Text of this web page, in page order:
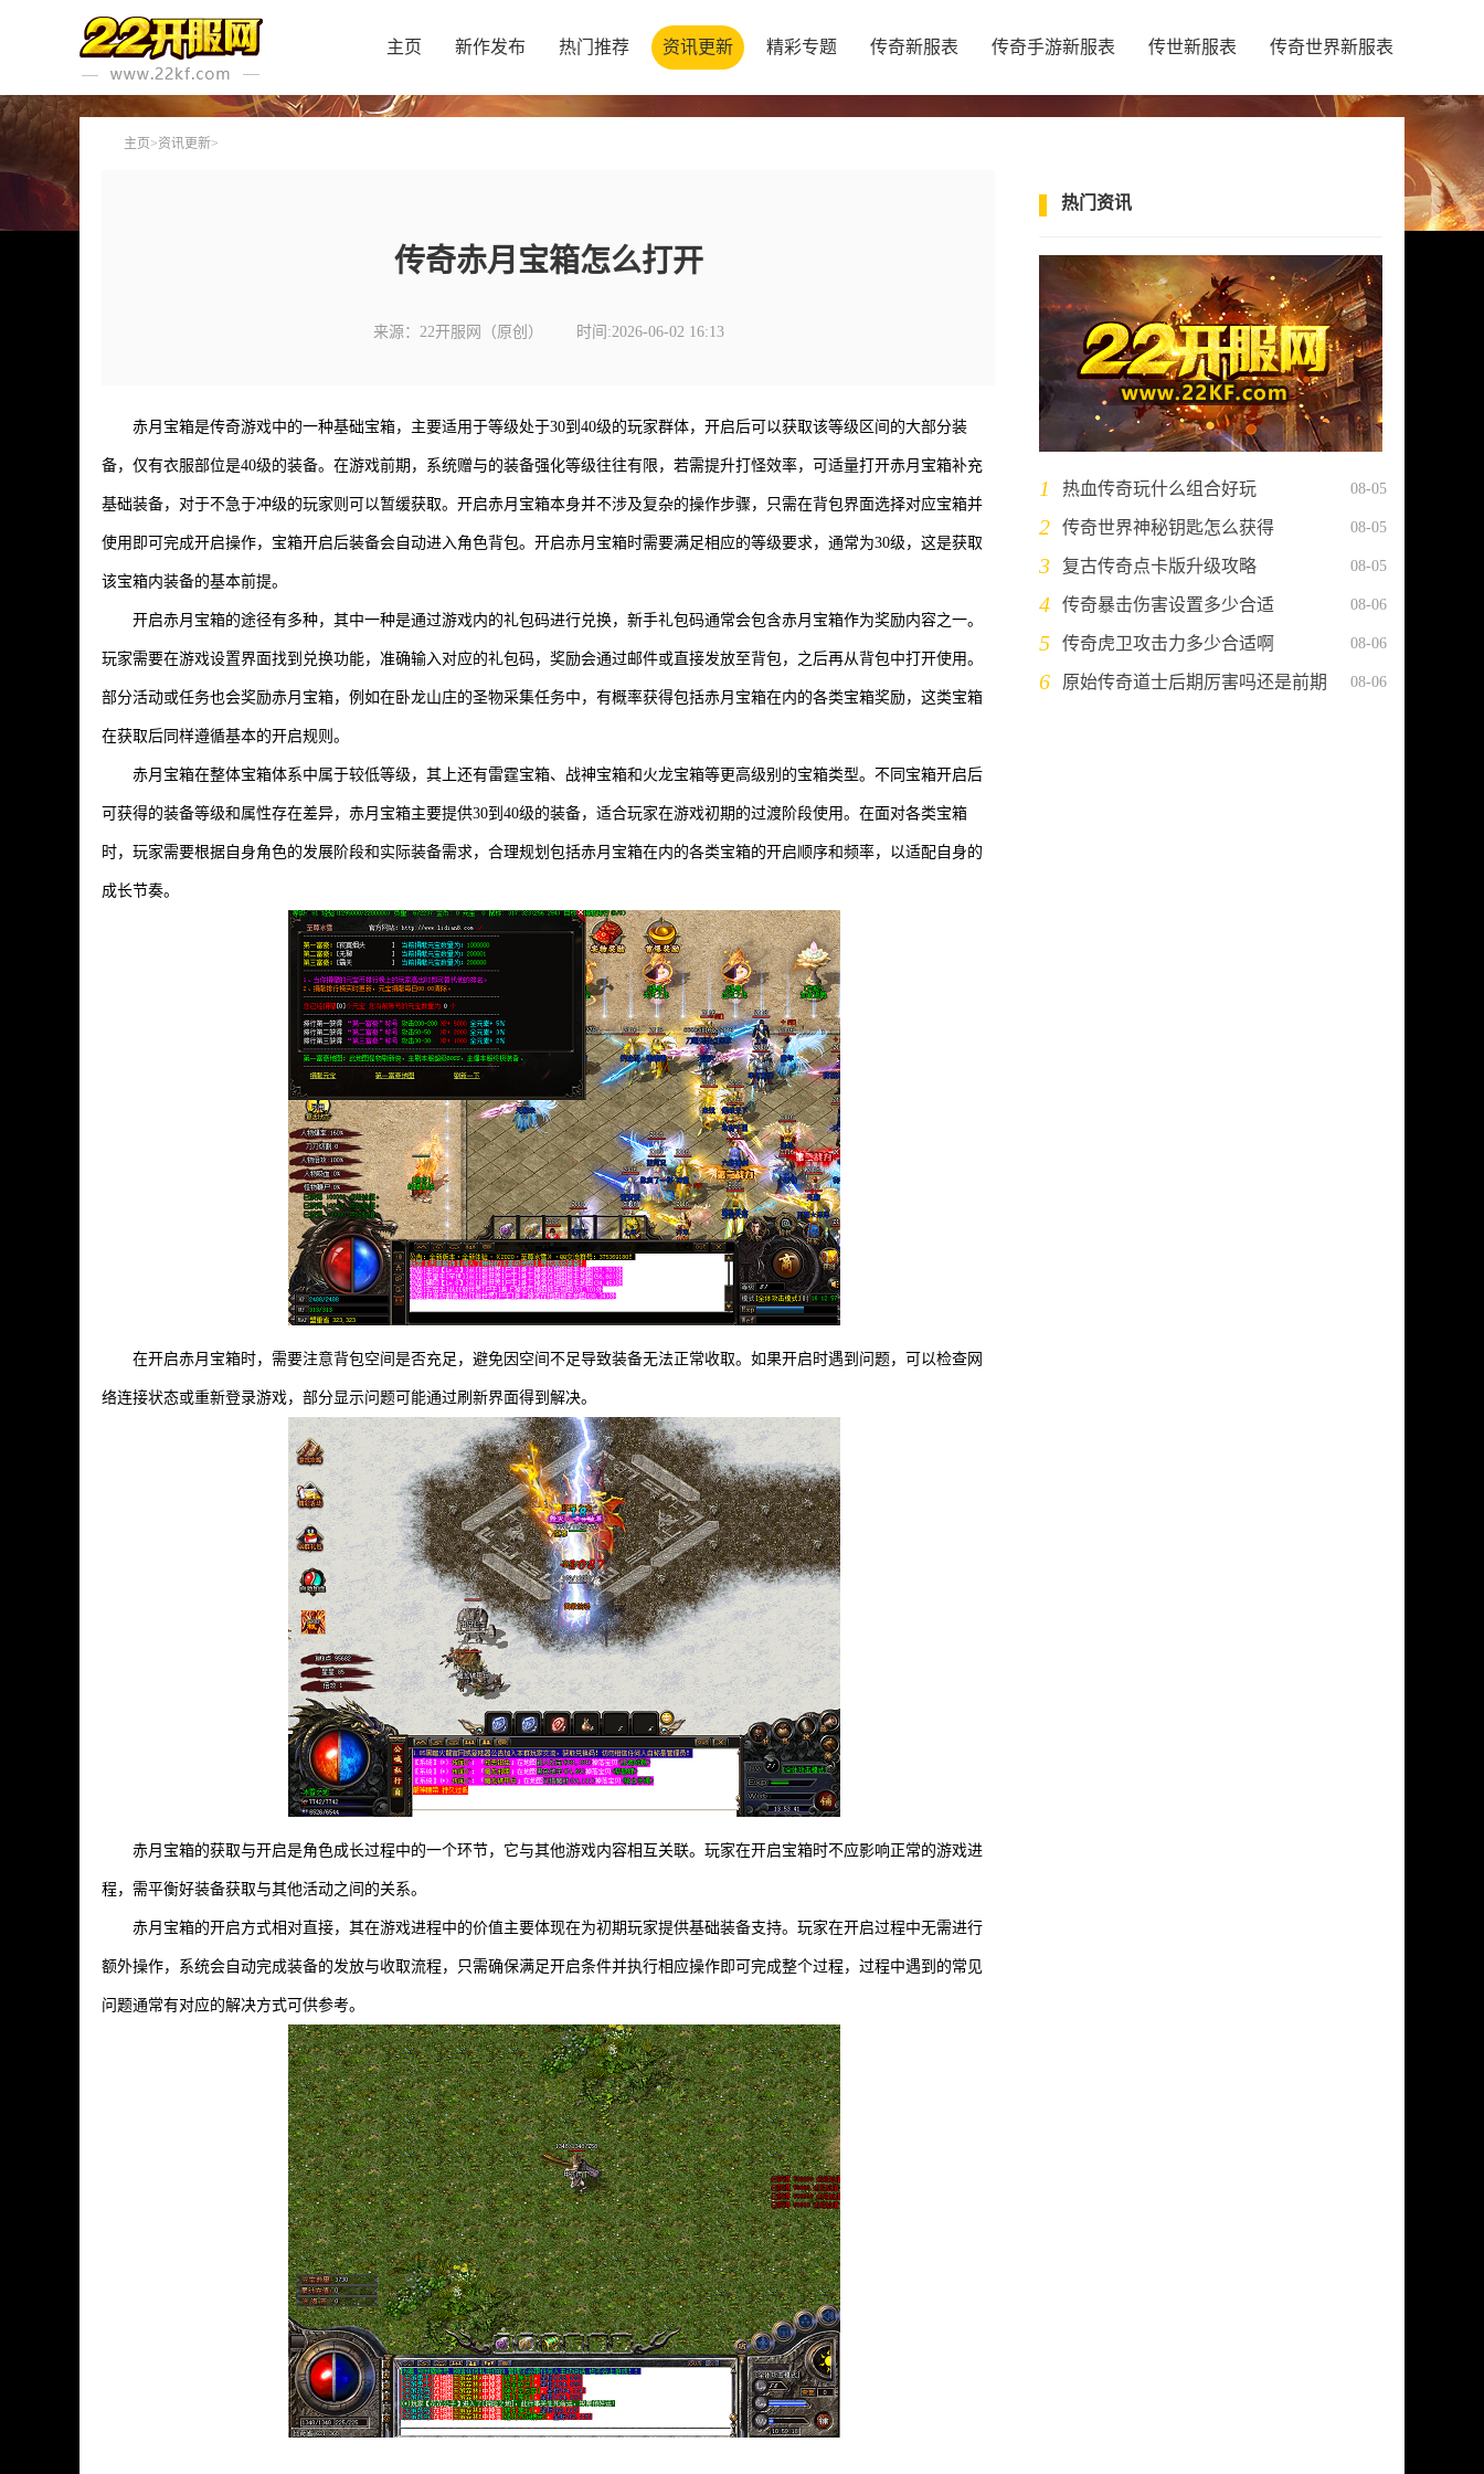
主页 新作发布 热门推荐 资讯更新 精彩专题 传奇新服表 传奇手游新服表 传世新服表 传奇世界新服表
主页 >资讯更新>
传奇赤月宝箱怎么打开
来源：22开服网（原创） 时间:2026-06-02 16:13
赤月宝箱是传奇游戏中的一种基础宝箱，主要适用于等级处于30到40级的玩家群体，开启后可以获取该等级区间的大部分装
备，仅有衣服部位是40级的装备。在游戏前期，系统赠与的装备强化等级往往有限，若需提升打怪效率，可适量打开赤月宝箱补充
基础装备，对于不急于冲级的玩家则可以暂缓获取。开启赤月宝箱本身并不涉及复杂的操作步骤，只需在背包界面选择对应宝箱并
使用即可完成开启操作，宝箱开启后装备会自动进入角色背包。开启赤月宝箱时需要满足相应的等级要求，通常为30级，这是获取
该宝箱内装备的基本前提。
开启赤月宝箱的途径有多种，其中一种是通过游戏内的礼包码进行兑换，新手礼包码通常会包含赤月宝箱作为奖励内容之一。
玩家需要在游戏设置界面找到兑换功能，准确输入对应的礼包码，奖励会通过邮件或直接发放至背包，之后再从背包中打开使用。
部分活动或任务也会奖励赤月宝箱，例如在卧龙山庄的圣物采集任务中，有概率获得包括赤月宝箱在内的各类宝箱奖励，这类宝箱
在获取后同样遵循基本的开启规则。
赤月宝箱在整体宝箱体系中属于较低等级，其上还有雷霆宝箱、战神宝箱和火龙宝箱等更高级别的宝箱类型。不同宝箱开启后
可获得的装备等级和属性存在差异，赤月宝箱主要提供30到40级的装备，适合玩家在游戏初期的过渡阶段使用。在面对各类宝箱
时，玩家需要根据自身角色的发展阶段和实际装备需求，合理规划包括赤月宝箱在内的各类宝箱的开启顺序和频率，以适配自身的
成长节奏。
在开启赤月宝箱时，需要注意背包空间是否充足，避免因空间不足导致装备无法正常收取。如果开启时遇到问题，可以检查网
络连接状态或重新登录游戏，部分显示问题可能通过刷新界面得到解决。
赤月宝箱的获取与开启是角色成长过程中的一个环节，它与其他游戏内容相互关联。玩家在开启宝箱时不应影响正常的游戏进
程，需平衡好装备获取与其他活动之间的关系。
赤月宝箱的开启方式相对直接，其在游戏进程中的价值主要体现在为初期玩家提供基础装备支持。玩家在开启过程中无需进行
额外操作，系统会自动完成装备的发放与收取流程，只需确保满足开启条件并执行相应操作即可完成整个过程，过程中遇到的常见
问题通常有对应的解决方式可供参考。
热门资讯
1 热血传奇玩什么组合好玩 08-05
2 传奇世界神秘钥匙怎么获得 08-05
3 复古传奇点卡版升级攻略 08-05
4 传奇暴击伤害设置多少合适 08-06
5 传奇虎卫攻击力多少合适啊 08-06
6 原始传奇道士后期厉害吗还是前期 08-06